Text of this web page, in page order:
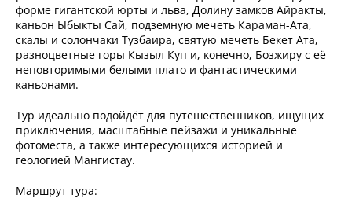
форме гигантской юрты и льва, Долину замков Айракты,
каньон Ыбыкты Сай, подземную мечеть Караман-Ата,
скалы и солончаки Тузбаира, святую мечеть Бекет Ата,
разноцветные горы Кызыл Куп и, конечно, Бозжиру с её
неповторимыми белыми плато и фантастическими
каньонами.
Тур идеально подойдёт для путешественников, ищущих
приключения, масштабные пейзажи и уникальные
фотоместа, а также интересующихся историей и
геологией Мангистау.
Маршрут тура: